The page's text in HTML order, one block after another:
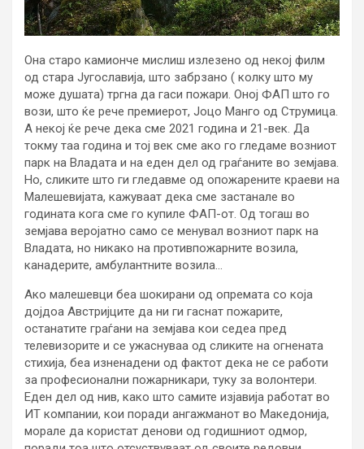
Она старо камионче мислиш излезено од некој филм
од стара Југославија, што забрзано ( колку што му
може душата) тргна да гаси пожари. Оној ФАП што го
вози, што ќе рече премиерот, Јоцо Манго од Струмица.
А некој ќе рече дека сме 2021 година и 21-век. Да
токму таа година и тој век сме ако го гледаме возниот
парк на Владата и на еден дел од граѓаните во земјава.
Но, сликите што ги гледавме од опожарените краеви на
Малешевијата, кажуваат дека сме застанале во
годината кога сме го купиле ФАП-от. Од тогаш во
земјава веројатно само се менувал возниот парк на
Владата, но никако на противпожарните возила,
канадерите, амбулантните возила…
Ако малешевци беа шокирани од опремата со која
дојдоа Австријците да ни ги гаснат пожарите,
останатите граѓани на земјава кои седеа пред
телевизорите и се ужаснуваа од сликите на огнената
стихија, беа изненадени од фактот дека не се работи
за професионални пожарникари, туку за волонтери.
Еден дел од нив, како што самите изјавија работат во
ИТ компании, кои поради ангажманот во Македонија,
морале да користат денови од годишниот одмор,